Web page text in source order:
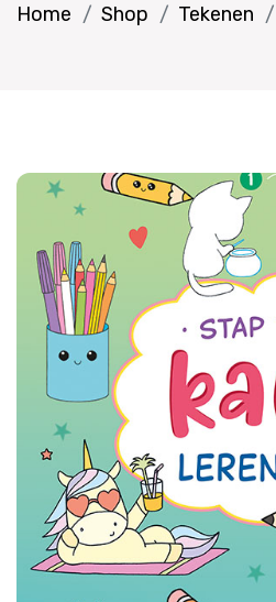
Home Shop Tekenen